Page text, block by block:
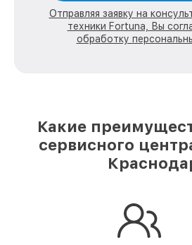
Отправляя заявку на
техники Fortuna, Вы
обработку
Какие
сервисного